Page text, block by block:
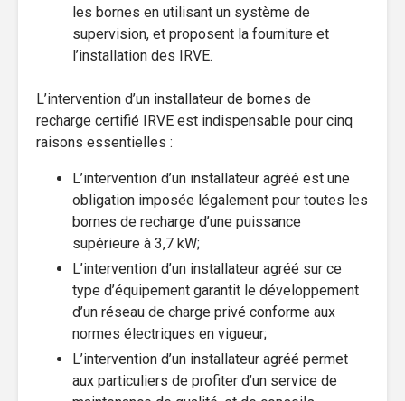
les bornes en utilisant un système de
supervision, et proposent la fourniture et
l’installation des IRVE.
L’intervention d’un installateur de bornes de
recharge certifié IRVE est indispensable pour cinq
raisons essentielles :
L’intervention d’un installateur agréé est une
obligation imposée légalement pour toutes les
bornes de recharge d’une puissance
supérieure à 3,7 kW;
L’intervention d’un installateur agréé sur ce
type d’équipement garantit le développement
d’un réseau de charge privé conforme aux
normes électriques en vigueur;
L’intervention d’un installateur agréé permet
aux particuliers de profiter d’un service de